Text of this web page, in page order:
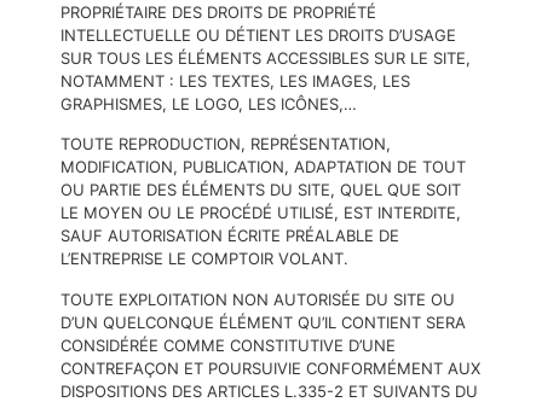
PROPRIÉTAIRE DES DROITS DE PROPRIÉTÉ
INTELLECTUELLE OU DÉTIENT LES DROITS D’USAGE
SUR TOUS LES ÉLÉMENTS ACCESSIBLES SUR LE SITE,
NOTAMMENT : LES TEXTES, LES IMAGES, LES
GRAPHISMES, LE LOGO, LES ICÔNES,…
TOUTE REPRODUCTION, REPRÉSENTATION,
MODIFICATION, PUBLICATION, ADAPTATION DE TOUT
OU PARTIE DES ÉLÉMENTS DU SITE, QUEL QUE SOIT
LE MOYEN OU LE PROCÉDÉ UTILISÉ, EST INTERDITE,
SAUF AUTORISATION ÉCRITE PRÉALABLE DE
L’ENTREPRISE LE COMPTOIR VOLANT.
TOUTE EXPLOITATION NON AUTORISÉE DU SITE OU
D’UN QUELCONQUE ÉLÉMENT QU’IL CONTIENT SERA
CONSIDÉRÉE COMME CONSTITUTIVE D’UNE
CONTREFAÇON ET POURSUIVIE CONFORMÉMENT AUX
DISPOSITIONS DES ARTICLES L.335-2 ET SUIVANTS DU